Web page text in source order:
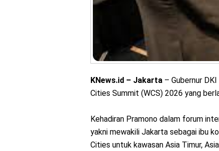
KNews.id – Jakarta – Gubernur
Cities Summit (WCS) 2026 yang
Kehadiran Pramono dalam forum
yakni mewakili Jakarta sebagai ibu
Cities untuk kawasan Asia Timur,